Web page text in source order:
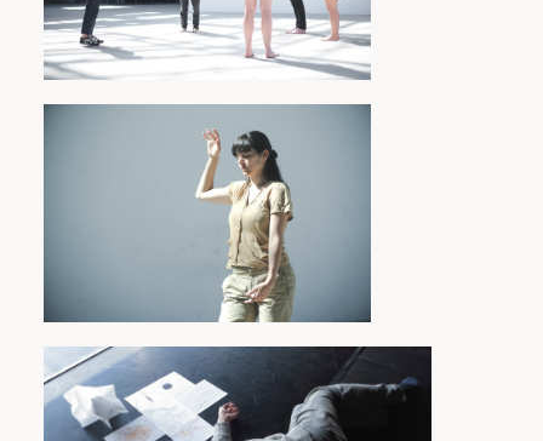
sur Danser brut, de nouvelles modalités
d’écriture chorégraphique en relation avec
un travail sur le son et la parole avec
une recherche sur des formes et formats de
créations qui interrogent la relation au site et
Chaque Bain est coloré par le lieu et le
contexte dans lesquels il s’inscrit. Des temps
d’ouverture permettent d’expérimenter en
présence et de partager questions et
découvertes.
L’élaboration de l’outil hypnotique se poursuit
également en dehors des Bains dans de